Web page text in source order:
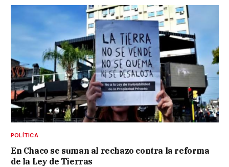
POLÍTICA
En Chaco se suman al rechazo contra la reforma
de la Ley de Tierras